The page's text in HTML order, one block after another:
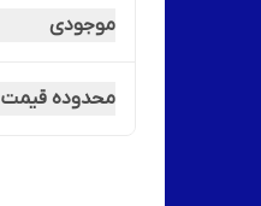
موجودی
محدوده قیمت